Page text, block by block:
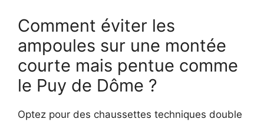
Comment éviter les
ampoules sur une montée
courte mais pentue comme
le Puy de Dôme ?
Optez pour des chaussettes techniques double